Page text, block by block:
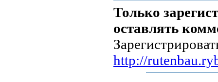
Только
оставлять
http://